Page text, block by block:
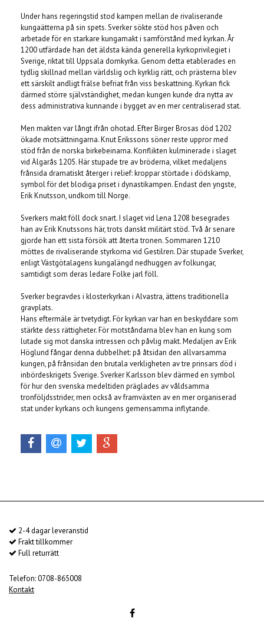
Under hans regeringstid stod kampen mellan de rivaliserande
kungaätterna på sin spets. Sverker sökte stöd hos påven och
arbetade för en starkare kungamakt i samförstånd med kyrkan. År
1200 utfärdade han det äldsta kända generella kyrkoprivilegiet i
Sverige, riktat till Uppsala domkyrka. Genom detta etablerades en
tydlig skillnad mellan världslig och kyrklig rätt, och prästerna blev
ett särskilt andligt frälse befriat från viss beskattning. Kyrkan fick
därmed större självständighet, medan kungen kunde dra nytta av
dess administrativa kunnande i bygget av en mer centraliserad stat.
Men makten var långt ifrån ohotad. Efter Birger Brosas död 1202
ökade motsättningarna. Knut Erikssons söner reste uppror med
stöd från de norska birkebeinarna. Konflikten kulminerade i slaget
vid Älgarås 1205. Här stupade tre av bröderna, vilket medaljens
frånsida dramatiskt återger i relief: kroppar störtade i dödskamp,
symbol för det blodiga priset i dynastikampen. Endast den yngste,
Erik Knutsson, undkom till Norge.
Sverkers makt föll dock snart. I slaget vid Lena 1208 besegrades
han av Erik Knutssons här, trots danskt militärt stöd. Två år senare
gjorde han ett sista försök att återta tronen. Sommaren 1210
möttes de rivaliserande styrkorna vid Gestilren. Där stupade Sverker,
enligt Västgötalagens kungalängd nedhuggen av folkungar,
samtidigt som deras ledare Folke jarl föll.
Sverker begravdes i klosterkyrkan i Alvastra, ättens traditionella
gravplats.
Hans eftermäle är tvetydigt. För kyrkan var han en beskyddare som
stärkte dess rättigheter. För motståndarna blev han en kung som
lutade sig mot danska intressen och påvlig makt. Medaljen av Erik
Höglund fångar denna dubbelhet: på åtsidan den allvarsamma
kungen, på frånsidan den brutala verkligheten av tre prinsars död i
inbördeskrigets Sverige. Sverker Karlsson blev därmed en symbol
för hur den svenska medeltiden präglades av våldsamma
tronföljdsstrider, men också av framväxten av en mer organiserad
stat under kyrkans och kungens gemensamma inflytande.
2-4 dagar leveranstid
Frakt tillkommer
Full returrätt
Telefon: 0708-865008
Kontakt